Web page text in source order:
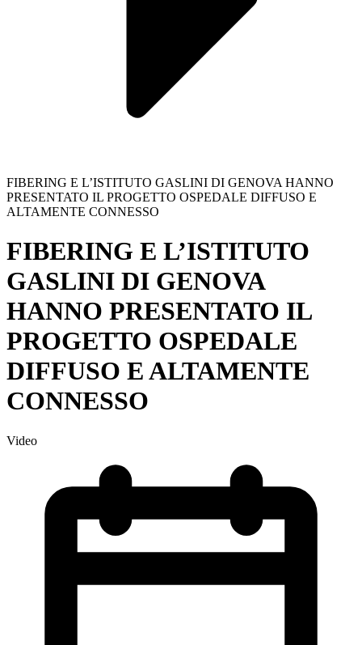
FIBERING E L’ISTITUTO GASLINI DI GENOVA HANNO
PRESENTATO IL PROGETTO OSPEDALE DIFFUSO E
ALTAMENTE CONNESSO
FIBERING E L’ISTITUTO
GASLINI DI GENOVA
HANNO PRESENTATO IL
PROGETTO OSPEDALE
DIFFUSO E ALTAMENTE
CONNESSO
Video